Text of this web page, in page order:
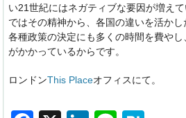
い21世紀にはネガティブな要因が増え
ではその精神から、各国の違いを活か
各種政策の決定にも多くの時間を費や
がかかっているからです。
ロンドンThis Placeオフィスにて。